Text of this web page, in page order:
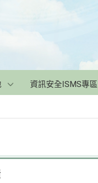
資訊安全ISMS專區